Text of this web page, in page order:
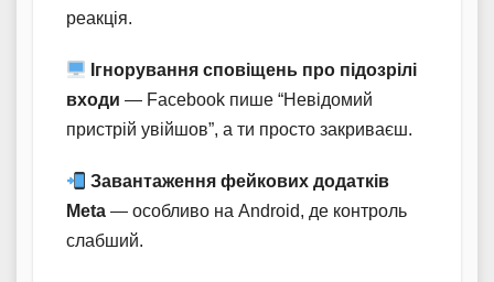
реакція.
Ігнорування сповіщень про підозрілі
входи — Facebook пише “Невідомий
пристрій увійшов”, а ти просто закриваєш.
Завантаження фейкових додатків
Meta — особливо на Android, де контроль
слабший.